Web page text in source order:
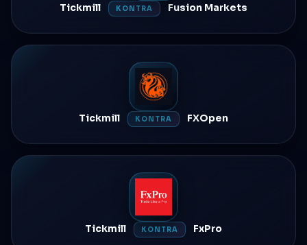
Tickmill KONTRA Fusion Markets
Tickmill KONTRA FXOpen
Tickmill KONTRA FxPro